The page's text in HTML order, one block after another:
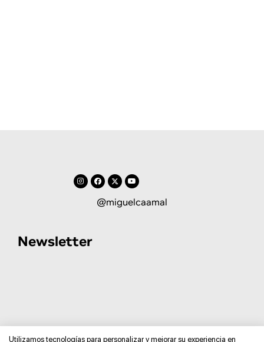
@miguelcaamal
Newsletter
Utilizamos tecnologías para personalizar y mejorar su experiencia en